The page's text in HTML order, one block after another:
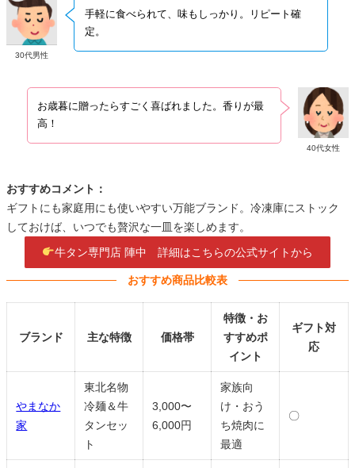
30代男性
手軽に食べられて、味もしっかり。リピート確
定。
40代女性
お歳暮に贈ったらすごく喜ばれました。香りが最
高！
おすすめコメント：
ギフトにも家庭用にも使いやすい万能ブランド。冷凍庫にストック
しておけば、いつでも贅沢な一皿を楽しめます。
牛タン専門店 陣中 詳細はこちらの公式サイトから
おすすめ商品比較表
ブランド 主な特徴 価格帯
特徴・お
すすめポ
イント
ギフト対
応
やまなか
家
東北名物
冷麺＆牛
タンセッ
ト
3,000〜
6,000円
家族向
け・おう
ち焼肉に
最適
〇